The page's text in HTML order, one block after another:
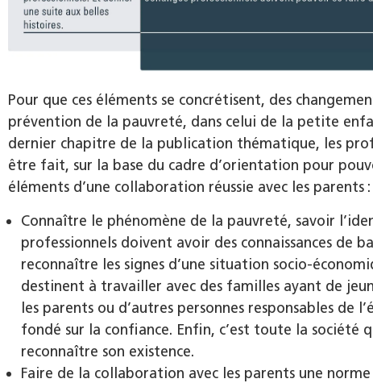
Pour que ces éléments se concrétisent, des
prévention de la pauvreté, dans celui de la petite
dernier chapitre de la publication thématique, les
être fait, sur la base du cadre d’orientation pour
éléments d’une collaboration réussie avec les parents :
Connaître le phénomène de la pauvreté, savoir
professionnels doivent avoir des connaissances de
reconnaître les signes d’une situation socio-
destinent à travailler avec des familles ayant de
les parents ou d’autres personnes responsables
fondé sur la confiance. Enfin, c’est toute la société
reconnaître son existence.
Faire de la collaboration avec les parents une